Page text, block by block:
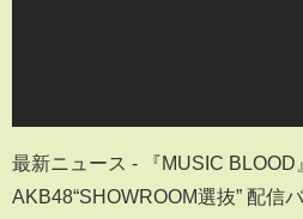
最新ニュース - 『MUSIC BLOOD
AKB48“SHOWROOM選抜” 配信